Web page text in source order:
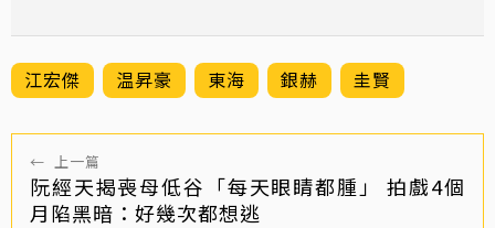
江宏傑 温昇豪 東海 銀赫 圭賢
← 上一篇
阮經天揭喪母低谷「每天眼睛都腫」 拍戲4個
月陷黑暗：好幾次都想逃